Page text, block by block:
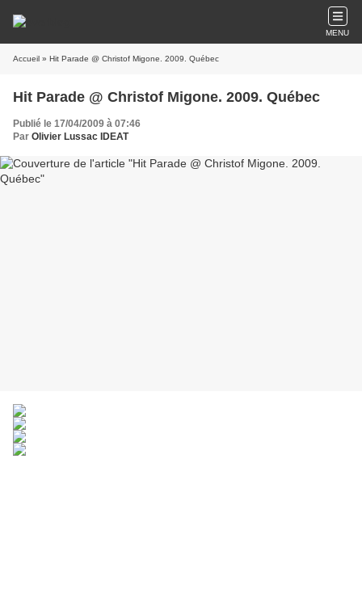
MENU
Accueil » Hit Parade @ Christof Migone. 2009. Québec
Hit Parade @ Christof Migone. 2009. Québec
Publié le 17/04/2009 à 07:46
Par Olivier Lussac IDEAT